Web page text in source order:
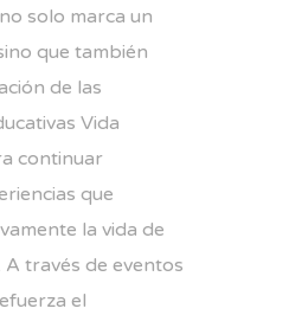
solo marca un
que también
de las
Vida
continuar
que
la vida de
A través de eventos
el